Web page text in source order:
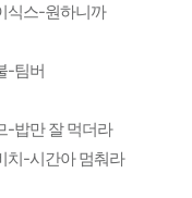
식스-원하니까
-팀버
-밥만 잘 먹더라
치-시간아 멈춰라